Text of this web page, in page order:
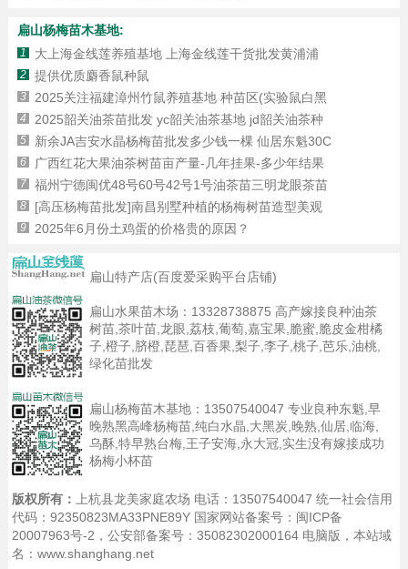
扁山杨梅苗木基地:
1 大上海金线莲养殖基地 上海金线莲干货批发黄浦浦
2 提供优质麝香鼠种鼠
3 2025关注福建漳州竹鼠养殖基地 种苗区(实验鼠白黑
4 2025韶关油茶苗批发 yc韶关油茶基地 jd韶关油茶种
5 新余JA吉安水晶杨梅苗批发多少钱一棵 仙居东魁30C
6 广西红花大果油茶树苗亩产量-几年挂果-多少年结果
7 福州宁德闽优48号60号42号1号油茶苗三明龙眼茶苗
8 [高压杨梅苗批发]南昌别墅种植的杨梅树苗造型美观
9 2025年6月份土鸡蛋的价格贵的原因？
扁山特产店(百度爱采购平台店铺)
扁山水果苗木场： 13328738875 高产嫁接良种油茶
树苗,茶叶苗,龙眼,荔枝,葡萄,嘉宝果,脆蜜,脆皮金柑橘
子,橙子,脐橙,琵琶,百香果,梨子,李子,桃子,芭乐,油桃,
绿化苗批发
扁山杨梅苗木基地： 13507540047 专业良种东魁,早
晚熟黑高峰杨梅苗,纯白水晶,大黑炭,晚熟,仙居,临海,
乌酥,特早熟台梅,王子安海,永大冠,实生没有嫁接成功
杨梅小杯苗
版权所有：
上杭县龙美家庭农场 电话：13507540047 统一社会信用
代码：92350823MA33PNE89Y 国家网站备案号： 闽ICP备
20007963号-2 ，公安部备案号：35082302000164 电脑版 ，本站域
名：www.shanghang.net